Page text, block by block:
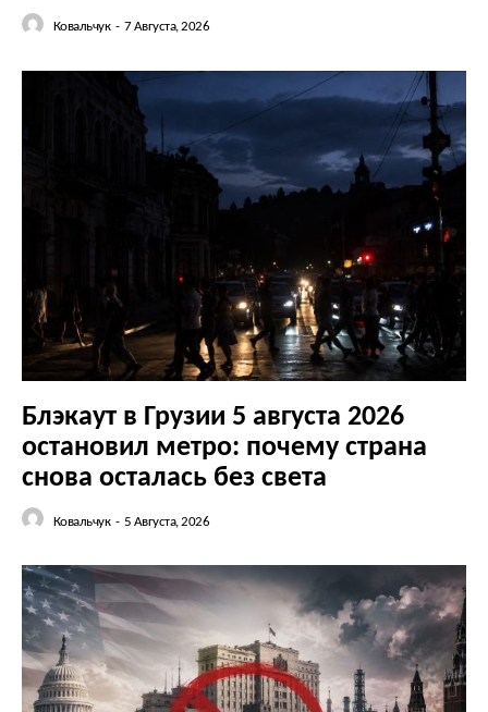
ПОДПИСАТЬСЯ СЕЙЧАС
Ковальчук - 7 Августа, 2026
Блэкаут в Грузии 5 августа 2026
остановил метро: почему страна
снова осталась без света
Ковальчук - 5 Августа, 2026